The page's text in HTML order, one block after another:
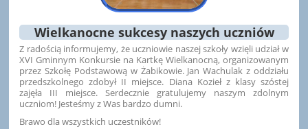
Wielkanocne sukcesy naszych uczniów
Z radością informujemy, że uczniowie naszej szkoły wzięli udział w
XVI Gminnym Konkursie na Kartkę Wielkanocną, organizowanym
przez Szkołę Podstawową w Żabikowie. Jan Wachulak z oddziału
przedszkolnego zdobył II miejsce. Diana Kozieł z klasy szóstej
zajęła III miejsce. Serdecznie gratulujemy naszym zdolnym
uczniom! Jesteśmy z Was bardzo dumni.
Brawo dla wszystkich uczestników!